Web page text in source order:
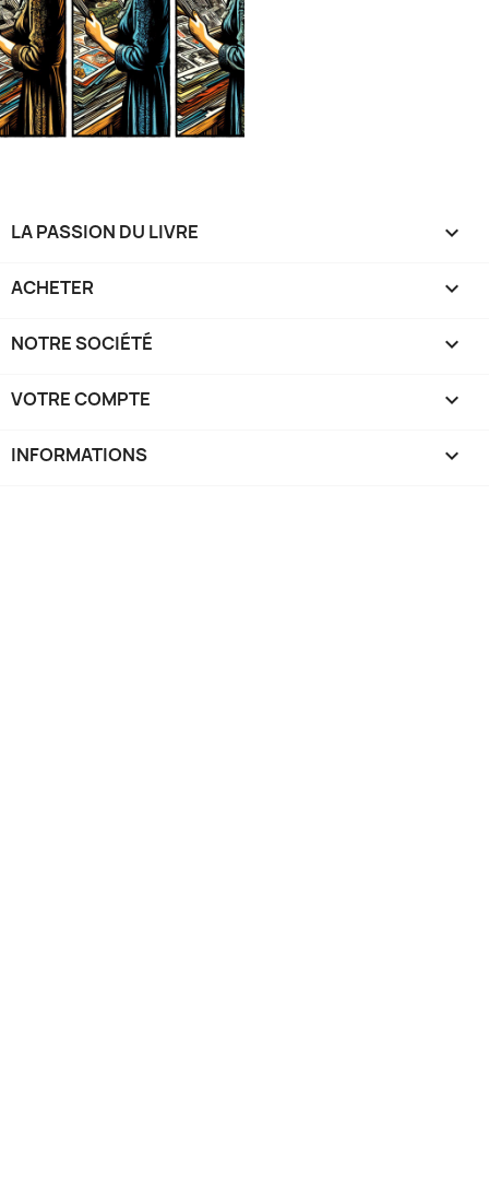
LA PASSION DU LIVRE 
ACHETER 
NOTRE SOCIÉTÉ 
VOTRE COMPTE 
INFORMATIONS keyboard_arrow_down